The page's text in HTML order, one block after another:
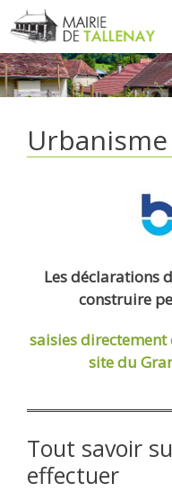
Aller
au
contenu
Urbanisme
Les déclarations
construire
saisies directement
site du
Tout savoir
effectuer